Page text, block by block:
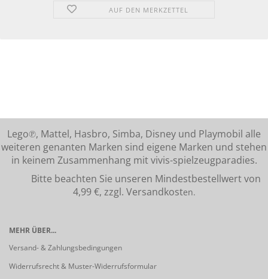
AUF DEN MERKZETTEL
Lego℗, Mattel, Hasbro, Simba, Disney und Playmobil alle
weiteren genanten Marken sind eigene Marken und stehen
in keinem Zusammenhang mit vivis-spielzeugparadies.
Bitte beachten Sie unseren Mindestbestellwert von
4,99 €, zzgl. Versandkosten.
MEHR ÜBER...
Versand- & Zahlungsbedingungen
Widerrufsrecht & Muster-Widerrufsformular